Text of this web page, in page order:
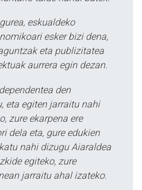
eskualdeko
esker bizi dena,
eta publizitatea
aurrera egin dezan.
den
eta egiten jarraitu nahi
zure ekarpena ere
dela eta, gure edukien
nahi dizugu Aiaraldea
egiteko, zure
jarraitu ahal izateko.